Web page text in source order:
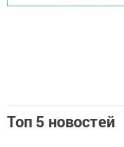
Топ 5 новостей